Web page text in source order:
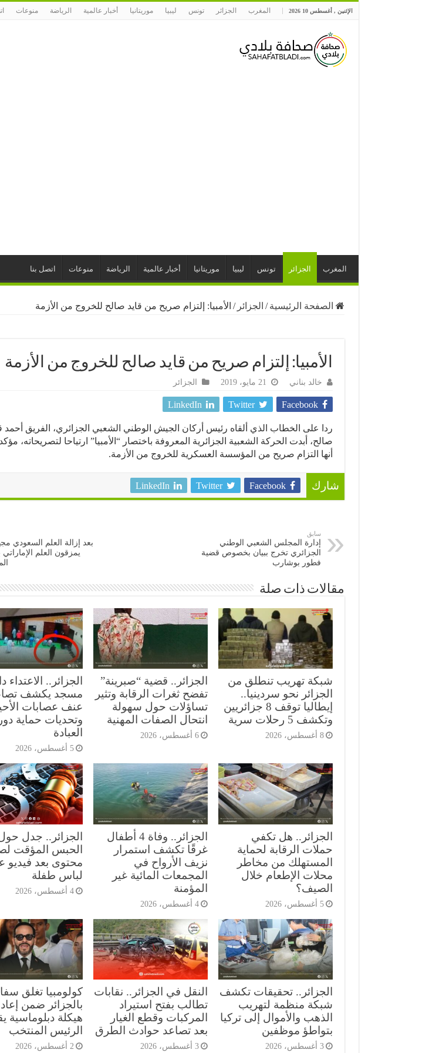
الإثنين , أغسطس 10 2026 المغرب الجزائر تونس ليبيا موريتانيا أخبار عالمية الرياضة منوعات
المغرب الجزائر تونس ليبيا موريتانيا أخبار عالمية الرياضة منوعات اتصل بنا
الصفحة الرئيسية / الجزائر / الأمبيا: إلتزام صريح من قايد صالح للخروج من الأزمة
الأمبيا: إلتزام صريح من قايد صالح للخروج من الأزمة
خالد بناني 21 مايو، 2019 الجزائر
Facebook
Twitter
LinkedIn
ردا على الخطاب الذي ألقاه رئيس أركان الجيش الوطني الشعبي الجزائري، الفريق أحمد
صالح، أبدت الحركة الشعبية الجزائرية المعروفة باختصار “الأمبيا” ارتياحا لتصريحاته،
أنها التزام صريح من المؤسسة العسكرية للخروج من الأزمة.
شارك Facebook
Twitter
LinkedIn
سابق
إدارة المجلس الشعبي الوطني
الجزائري تخرج ببيان بخصوص قضية
فطور بوشارب
بعد إزالة العلم السعودي
يمزقون العلم
مقالات ذات صلة
شبكة تهريب تنطلق من
الجزائر نحو سردينيا..
إيطاليا توقف 8 جزائريين
وتكشف 5 رحلات سرية
8 أغسطس، 2026
الجزائر.. قضية “صبرينة”
تفضح ثغرات الرقابة وتثير
تساؤلات حول سهولة
انتحال الصفات المهنية
6 أغسطس، 2026
الجزائر.. الاعتداء
مسجد يكشف
عنف عصابات
وتحديات حماية دور
العبادة
5 أغسطس، 2026
الجزائر.. هل تكفي
حملات الرقابة لحماية
المستهلك من مخاطر
محلات الإطعام خلال
الصيف؟
5 أغسطس، 2026
الجزائر.. وفاة 4 أطفال
غرقًا تكشف استمرار
نزيف الأرواح في
المجمعات المائية غير
المؤمنة
4 أغسطس، 2026
الجزائر.. جدل
الحبس المؤقت
محتوى بعد فيديو
لباس طفلة
4 أغسطس، 2026
الجزائر.. تحقيقات تكشف
شبكة منظمة لتهريب
الذهب والأموال إلى تركيا
بتواطؤ موظفين
3 أغسطس، 2026
النقل في الجزائر.. نقابات
تطالب بفتح استيراد
المركبات وقطع الغيار
بعد تصاعد حوادث الطرق
3 أغسطس، 2026
كولومبيا تغلق
بالجزائر ضمن
هيكلة دبلوماسية
الرئيس المنتخب
2 أغسطس، 2026